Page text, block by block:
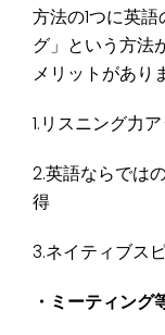
方法の1つに英
グ」という方法
メリットがあり
1.リスニング力
2.英語ならでは
得
3.ネイティブス
・ミーティン